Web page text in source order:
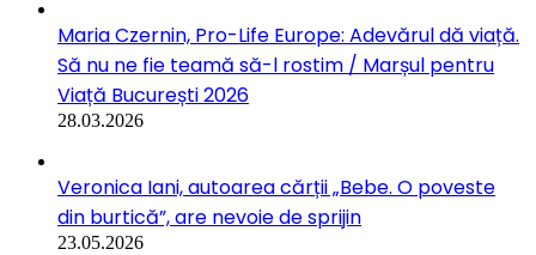
Maria Czernin, Pro-Life Europe: Adevărul dă viață.
Să nu ne fie teamă să-l rostim / Marșul pentru
Viață București 2026
28.03.2026
Veronica Iani, autoarea cărții „Bebe. O poveste
din burtică”, are nevoie de sprijin
23.05.2026